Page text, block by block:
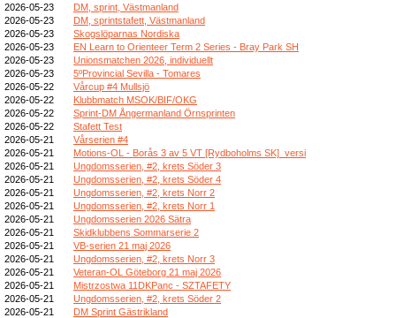
2026-05-23
DM, sprint, Västmanland
2026-05-23
DM, sprintstafett, Västmanland
2026-05-23
Skogslöparnas Nordiska
2026-05-23
EN Learn to Orienteer Term 2 Series - Bray Park SH
2026-05-23
Unionsmatchen 2026, individuellt
2026-05-23
5ºProvincial Sevilla - Tomares
2026-05-22
Vårcup #4 Mullsjö
2026-05-22
Klubbmatch MSOK/BIF/OKG
2026-05-22
Sprint-DM Ångermanland Örnsprinten
2026-05-22
Stafett Test
2026-05-21
Vårserien #4
2026-05-21
Motions-OL - Borås 3 av 5 VT [Rydboholms SK]_versi
2026-05-21
Ungdomsserien, #2, krets Söder 3
2026-05-21
Ungdomsserien, #2, krets Söder 4
2026-05-21
Ungdomsserien, #2, krets Norr 2
2026-05-21
Ungdomsserien, #2, krets Norr 1
2026-05-21
Ungdomsserien 2026 Sätra
2026-05-21
Skidklubbens Sommarserie 2
2026-05-21
VB-serien 21 maj 2026
2026-05-21
Ungdomsserien, #2, krets Norr 3
2026-05-21
Veteran-OL Göteborg 21 maj 2026
2026-05-21
Mistrzostwa 11DKPanc - SZTAFETY
2026-05-21
Ungdomsserien, #2, krets Söder 2
2026-05-21
DM Sprint Gästrikland